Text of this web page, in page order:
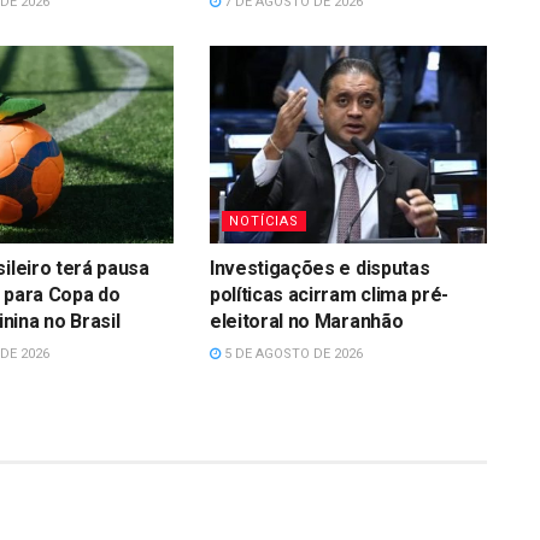
terá pausa
Copa do
no Brasil
2026
NOTÍCIAS
Investigações e disputas
políticas acirram clima pré-
eleitoral no Maranhão
5 DE AGOSTO DE 2026